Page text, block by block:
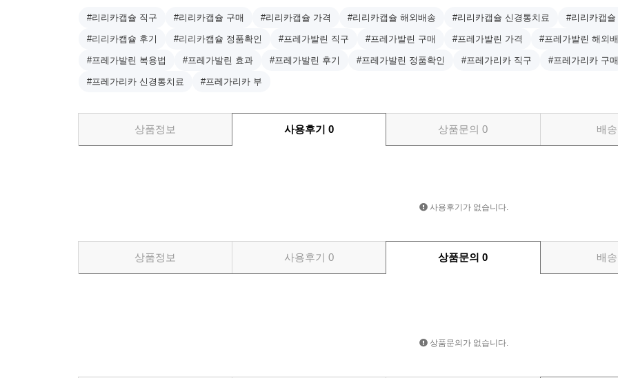
#리리카캡슐 직구 #리리카캡슐 구매 #리리카캡슐 가격 #리리카캡슐 해외배송 #리리카캡슐 신경통치료 #리리카캡슐
#리리카캡슐 후기 #리리카캡슐 정품확인 #프레가발린 직구 #프레가발린 구매 #프레가발린 가격 #프레가발린 해외
#프레가발린 복용법 #프레가발린 효과 #프레가발린 후기 #프레가발린 정품확인 #프레가리카 직구 #프레가리카 구매
#프레가리카 신경통치료 #프레가리카 부
상품정보 사용후기0 상품문의0 배
사용후기가 없습니다.
상품정보 사용후기0 상품문의0 배
상품문의가 없습니다.